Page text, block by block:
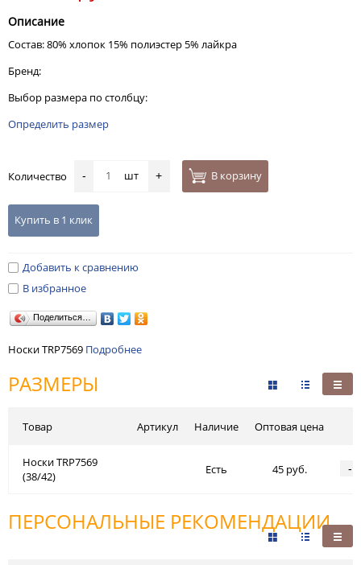
Описание
Состав: 80% хлопок 15% полиэстер 5% лайкра
Бренд:
Выбор размера по столбцу:
Определить размер
Количество - шт + В корзину
Купить в 1 клик
Добавить к сравнению
В избранное
Поделиться…
Носки TRP7569 Подробнее
РАЗМЕРЫ
Товар
Носки TRP7569
(38/42)
Артикул Наличие Оптовая цена
Есть 45 руб. -
ПЕРСОНАЛЬНЫЕ РЕКОМЕНДАЦИИ